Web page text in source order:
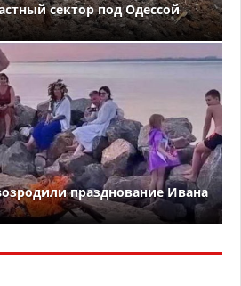
сектор под Одессой
празднование Ивана